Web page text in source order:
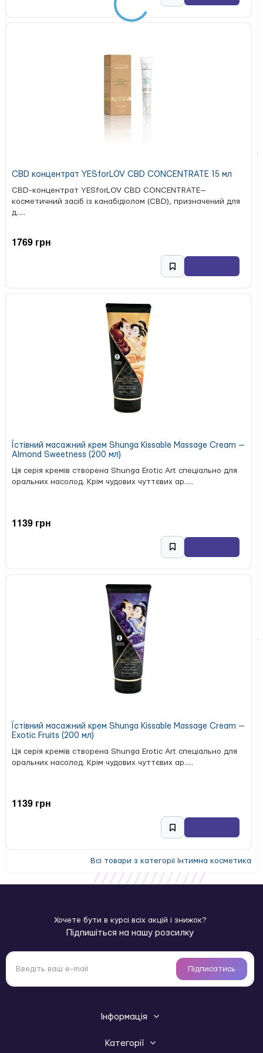
CBD концентрат YESforLOV CBD CONCENTRATE 15 мл
CBD-концентрат YESforLOV CBD CONCENTRATE—
косметичний засіб із канабідіолом (CBD), призначений для
д.....
1769 грн
Їстівний масажний крем Shunga Kissable Massage Cream —
Almond Sweetness (200 мл)
Ця серія кремів створена Shunga Erotic Art спеціально для
оральних насолод. Крім чудових чуттєвих ар.....
1139 грн
Їстівний масажний крем Shunga Kissable Massage Cream —
Exotic Fruits (200 мл)
Ця серія кремів створена Shunga Erotic Art спеціально для
оральних насолод. Крім чудових чуттєвих ар.....
1139 грн
Всі товари з категорії Інтимна косметика
Хочете бути в курсі всіх акцій і знижок?
Підпишіться на нашу розсилку
Підписатись
Інформація
Категорії